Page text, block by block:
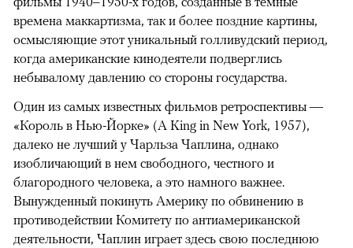
времена маккартизма, так и более поздние картины,
осмысляющие этот уникальный голливудский период,
когда американские кинодеятели подверглись
небывалому давлению со стороны государства.
Один из самых известных фильмов ретроспективы —
«Король в Нью-Йорке» (A King in New York, 1957),
далеко не лучший у Чарльза Чаплина, однако
изобличающий в нем свободного, честного и
благородного человека, а это намного важнее.
Вынужденный покинуть Америку по обвинению в
противодействии Комитету по антиамериканской
деятельности, Чаплин играет здесь свою последнюю